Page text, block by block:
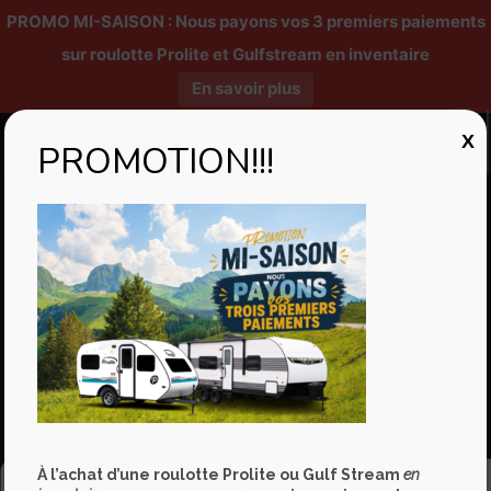
PROMO MI-SAISON : Nous payons vos 3 premiers paiements
sur roulotte Prolite et Gulfstream en inventaire
En savoir plus
Gérer le consentement
E. Boudreault VR
6165, boul. Wilfrid-Hamel
L'Ancienne-Lorette
QC, G2E 5W2
418 871-1895
1 877-871 1895
PROMOTION!!!
À l’achat d’une roulotte Prolite ou Gulf Streamen
X